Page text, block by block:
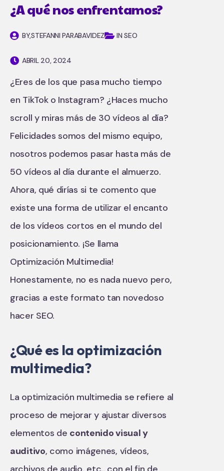
¿A qué nos enfrentamos?
BY,STEFANNI PARABAVIDEZ IN SEO
ABRIL 20, 2024
¿Eres de los que pasa mucho tiempo
en TikTok o Instagram? ¿Haces mucho
scroll y miras más de 30 vídeos al día?
Felicidades somos del mismo equipo,
nosotros podemos pasar hasta más de
50 vídeos al día durante el almuerzo.
Ahora, qué dirías si te comento que
existe una forma de utilizar el encanto
de los vídeos cortos en el mundo del
posicionamiento. ¡Se llama
Optimización Multimedia!
Honestamente, no es nada nuevo pero,
gracias a este formato tan novedoso
hacer SEO.
¿Qué es la optimización
multimedia?
La optimización multimedia se refiere al
proceso de mejorar y ajustar diversos
elementos de contenido visual y
auditivo, como imágenes, vídeos,